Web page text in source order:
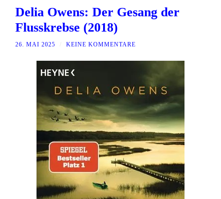
Delia Owens: Der Gesang der
Flusskrebse (2018)
26. MAI 2025 KEINE KOMMENTARE